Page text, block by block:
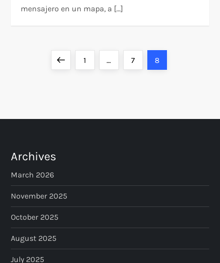
mensajero en un mapa, a […]
s
p
a
g
i
PreviousPage
1 … Page
7 Page
8
Archives
March 2026
November 2025
October 2025
August 2025
July 2025